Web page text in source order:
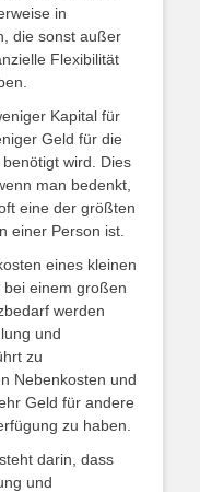
in
die sonst außer
Flexibilität
Kapital für
Geld für die
wird. Dies
man bedenkt,
eine der größten
einer Person ist.
eines kleinen
einem großen
werden
und
zu
Nebenkosten und
Geld für andere
zu haben.
darin, dass
und